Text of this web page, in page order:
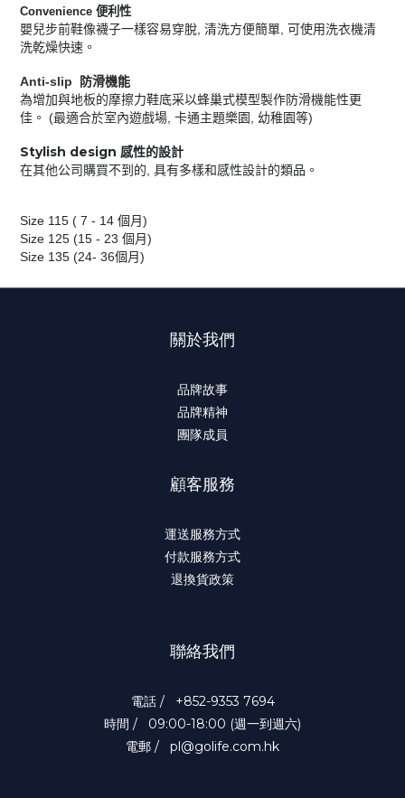
Convenience 便利性
嬰兒步前鞋像襪子一樣容易穿脫 清洗方便簡單
可使用洗衣機清
洗乾燥快速。
Anti-slip
防滑機能
為增加與地板的摩擦力鞋底采以蜂巢式模型製作防滑機能性更
佳。
(最適合於室內遊戲場 卡通主題樂園 幼稚園等)
Stylish design 感性的設計
在其他公司購買不到的 具有多樣和感性設計的類品。
Size 115 ( 7 - 14 個月 )
Size 125 (15 - 23 個月 )
Size 135 (24- 36個月 )
關於我們
品牌故事
品牌精神
團隊成員
顧客服務
運送服務方式
付款服務方式
退換貨政策
聯絡我們
電話 / +852-9353 7694
時間 / 09:00-18:00 (週一到週六)
電郵 / pl@golife.com.hk